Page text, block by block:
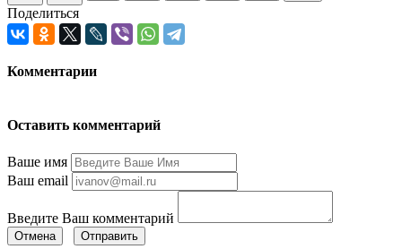
Поделиться
Комментарии
Оставить комментарий
Ваше имя
Ваш email
Введите Ваш комментарий
Отмена Отправить